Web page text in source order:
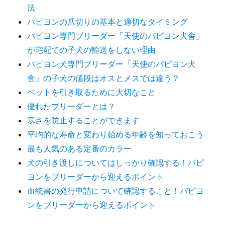
法
パピヨンの爪切りの基本と適切なタイミング
パピヨン専門ブリーダー「天使のパピヨン犬舎」
が宅配での子犬の輸送をしない理由
パピヨン犬専門ブリーダー「天使のパピヨン犬
舎」の子犬の値段はオスとメスでは違う？
ペットを引き取るために大切なこと
優れたブリーダーとは？
寒さを防止することができます
平均的な寿命と変わり始める年齢を知っておこう
最も人気のある定番のカラー
犬の引き渡しについてはしっかり確認する！パピ
ヨンをブリーダーから迎えるポイント
血統書の発行申請について確認すること！パピヨ
ンをブリーダーから迎えるポイント